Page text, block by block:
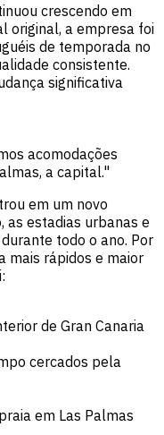
crescendo em
original, a empresa foi
de temporada no
consistente.
significativa
acomodações
a capital."
em um novo
as estadias urbanas e
todo o ano. Por
mais rápidos e maior
de Gran Canaria
cercados pela
em Las Palmas